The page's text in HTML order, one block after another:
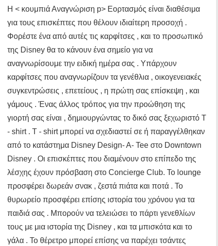
Η < κουμπιά Αναγνώριση p> Εορτασμός είναι διαθέσιμα
για τους επισκέπτες που θέλουν ιδιαίτερη προσοχή .
Φορέστε ένα από αυτές τις καρφίτσες , και το προσωπικό
της Disney θα το κάνουν ένα σημείο για να
αναγνωρίσουμε την ειδική ημέρα σας . Υπάρχουν
καρφίτσες που αναγνωρίζουν τα γενέθλια , οικογενειακές
συγκεντρώσεις , επετείους , η πρώτη σας επίσκεψη , και
γάμους . Ένας άλλος τρόπος για την προώθηση της
γιορτή σας είναι , δημιουργώντας το δικό σας ξεχωριστό T
- shirt . T - shirt μπορεί να σχεδιαστεί σε ή παραγγέλθηκαν
από το κατάστημα Disney Design- A- Tee στο Downtown
Disney . Οι επισκέπτες που διαμένουν στο επίπεδο της
λέσχης έχουν πρόσβαση στο Concierge Club. Το lounge
προσφέρει δωρεάν σνακ , ζεστά πιάτα και ποτά . Το
θυρωρείο προσφέρει επίσης ιστορία του χρόνου για τα
παιδιά σας . Μπορούν να τελειώσει το πάρτι γενεθλίων
τους με μια ιστορία της Disney , και τα μπισκότα και το
γάλα . Το θέρετρο μπορεί επίσης να παρέχει τσάντες